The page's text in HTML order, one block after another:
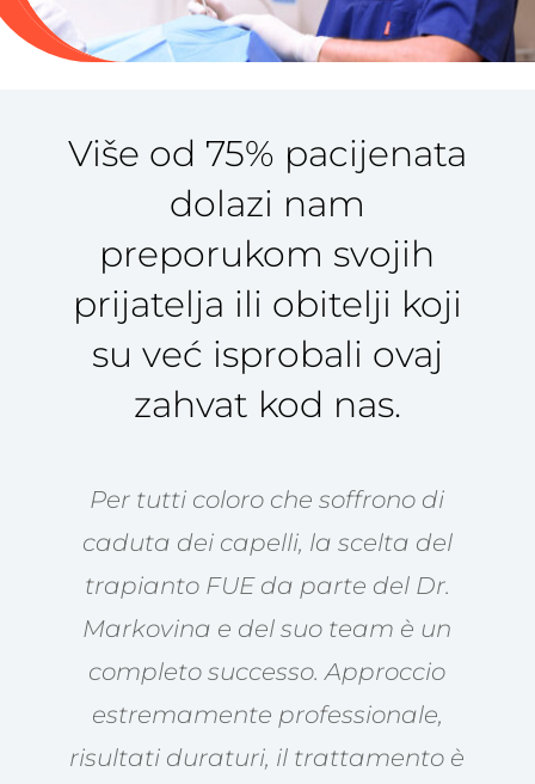
Više od 75% pacijenata
dolazi nam
preporukom svojih
prijatelja ili obitelji koji
su već isprobali ovaj
zahvat kod nas.
Per tutti coloro che soffrono di
caduta dei capelli, la scelta del
trapianto FUE da parte del Dr.
Markovina e del suo team è un
completo successo. Approccio
estremamente professionale,
risultati duraturi, il trattamento è